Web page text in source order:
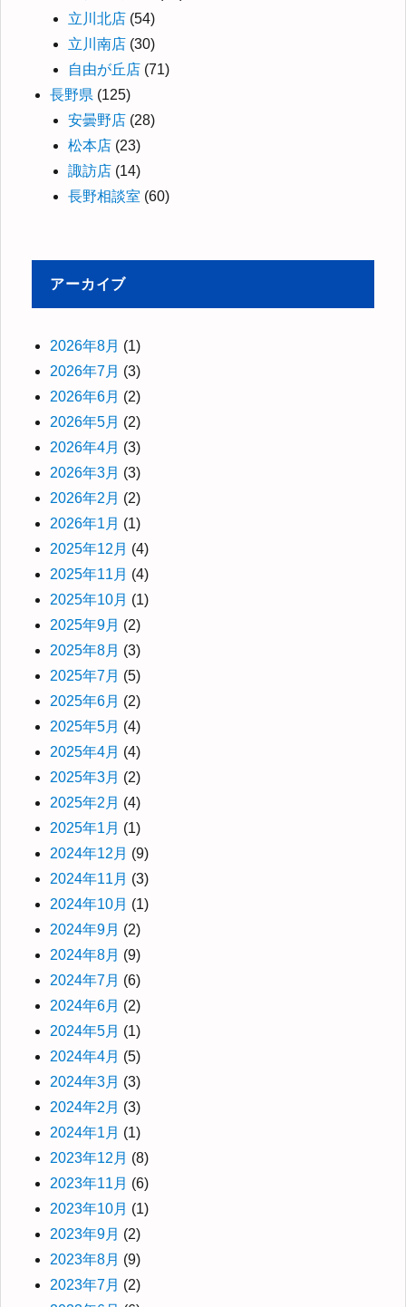
立川北店 (54)
立川南店 (30)
自由が丘店 (71)
長野県 (125)
安曇野店 (28)
松本店 (23)
諏訪店 (14)
長野相談室 (60)
アーカイブ
2026年8月 (1)
2026年7月 (3)
2026年6月 (2)
2026年5月 (2)
2026年4月 (3)
2026年3月 (3)
2026年2月 (2)
2026年1月 (1)
2025年12月 (4)
2025年11月 (4)
2025年10月 (1)
2025年9月 (2)
2025年8月 (3)
2025年7月 (5)
2025年6月 (2)
2025年5月 (4)
2025年4月 (4)
2025年3月 (2)
2025年2月 (4)
2025年1月 (1)
2024年12月 (9)
2024年11月 (3)
2024年10月 (1)
2024年9月 (2)
2024年8月 (9)
2024年7月 (6)
2024年6月 (2)
2024年5月 (1)
2024年4月 (5)
2024年3月 (3)
2024年2月 (3)
2024年1月 (1)
2023年12月 (8)
2023年11月 (6)
2023年10月 (1)
2023年9月 (2)
2023年8月 (9)
2023年7月 (2)